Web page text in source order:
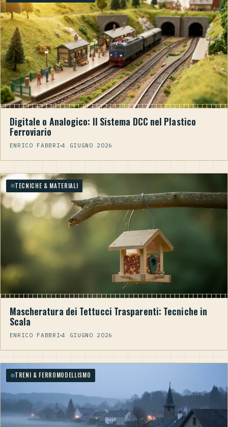
Digitale o Analogico: Il Sistema DCC nel Plastico
Ferroviario
ENRICO FABBRI 4 GIUGNO 2026
TECNICHE & MATERIALI
Mascheratura dei Tettucci Trasparenti: Tecniche in
Scala
ENRICO FABBRI 4 GIUGNO 2026
TRENI & FERROMODELLISMO